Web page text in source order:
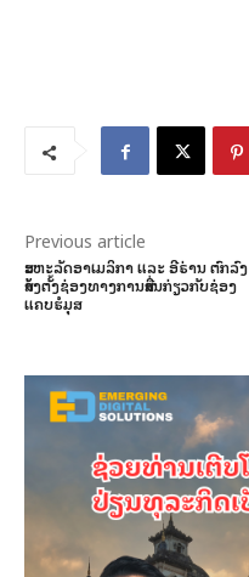
Previous article
ສະຫະລັດອາເມລິກາ ແລະ ອີຣ່ານ ຕົກລົງ
ສ້າງຕັ້ງຊ່ອງທາງການສື່ສານກ່ຽວກັບຊ່ອງ
ແຄບຮໍມຸສ